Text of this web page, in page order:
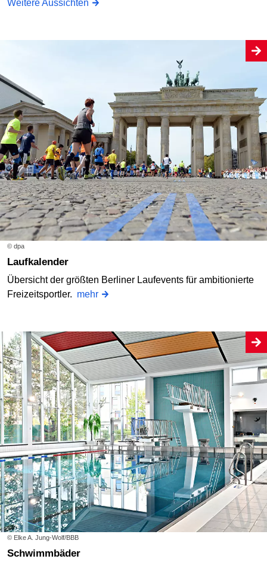
Weitere Aussichten
© dpa
Laufkalender
Übersicht der größten Berliner Laufevents für ambitionierte
Freizeitsportler. mehr
© Elke A. Jung-Wolf/BBB
Schwimmbäder